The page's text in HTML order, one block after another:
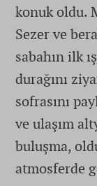
konuk oldu.
Sezer ve
sabahın ilk
durağını
sofrasını
ve ulaşım
buluşma,
atmosferde